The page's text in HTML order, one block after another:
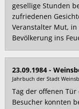
gesellige Stunden
zufriedenen
Veranstalter Mut,
Bevölkerung ins
23.09.1984 -
Jahrbuch der Stadt
Tag der offenen
Besucher konnten